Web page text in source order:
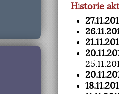
Historie